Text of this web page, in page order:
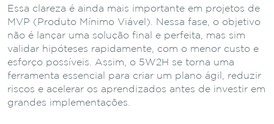
Essa clareza é ainda mais importante em projetos de
MVP (Produto Mínimo Viável). Nessa fase, o objetivo
não é lançar uma solução final e perfeita, mas sim
validar hipóteses rapidamente, com o menor custo e
esforço possíveis. Assim, o 5W2H se torna uma
ferramenta essencial para criar um plano ágil, reduzir
riscos e acelerar os aprendizados antes de investir em
grandes implementações.